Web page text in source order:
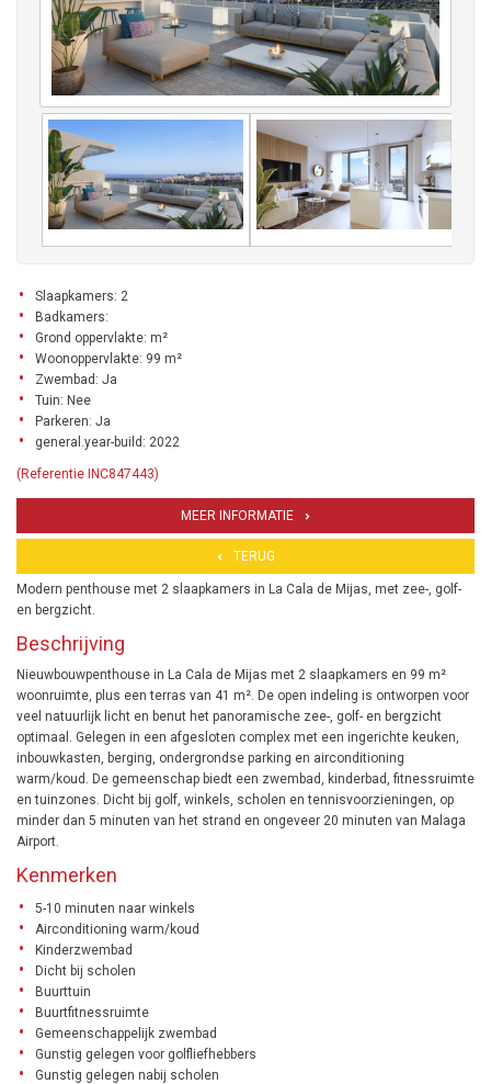
Slaapkamers: 2
Badkamers:
Grond oppervlakte: m²
Woonoppervlakte: 99 m²
Zwembad: Ja
Tuin: Nee
Parkeren: Ja
general.year-build: 2022
(Referentie INC847443)
MEER INFORMATIE
TERUG
Modern penthouse met 2 slaapkamers in La Cala de Mijas, met zee-, golf-
en bergzicht.
Beschrijving
Nieuwbouwpenthouse in La Cala de Mijas met 2 slaapkamers en 99 m²
woonruimte, plus een terras van 41 m². De open indeling is ontworpen voor
veel natuurlijk licht en benut het panoramische zee-, golf- en bergzicht
optimaal. Gelegen in een afgesloten complex met een ingerichte keuken,
inbouwkasten, berging, ondergrondse parking en airconditioning
warm/koud. De gemeenschap biedt een zwembad, kinderbad, fitnessruimte
en tuinzones. Dicht bij golf, winkels, scholen en tennisvoorzieningen, op
minder dan 5 minuten van het strand en ongeveer 20 minuten van Malaga
Airport.
Kenmerken
5-10 minuten naar winkels
Airconditioning warm/koud
Kinderzwembad
Dicht bij scholen
Buurttuin
Buurtfitnessruimte
Gemeenschappelijk zwembad
Gunstig gelegen voor golfliefhebbers
Gunstig gelegen nabij scholen